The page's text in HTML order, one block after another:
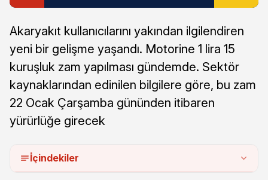
Akaryakıt kullanıcılarını yakından ilgilendiren
yeni bir gelişme yaşandı. Motorine 1 lira 15
kuruşluk zam yapılması gündemde. Sektör
kaynaklarından edinilen bilgilere göre, bu zam
22 Ocak Çarşamba gününden itibaren
yürürlüğe girecek
İçindekiler